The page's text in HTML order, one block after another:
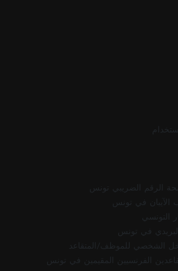
الرقم الضريبي تونس
في تونس
التونسي
في تونس
الشخصي للموظف/المتقاعد
الفرنسيين المقيمين في تونس